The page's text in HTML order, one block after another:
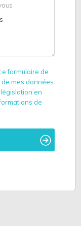
formulaire de
mes données
en
de